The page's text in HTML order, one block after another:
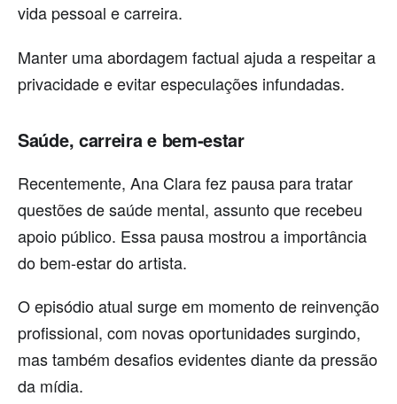
vida pessoal e carreira.
Manter uma abordagem factual ajuda a respeitar a
privacidade e evitar especulações infundadas.
Saúde, carreira e bem-estar
Recentemente, Ana Clara fez pausa para tratar
questões de saúde mental, assunto que recebeu
apoio público. Essa pausa mostrou a importância
do bem-estar do artista.
O episódio atual surge em momento de reinvenção
profissional, com novas oportunidades surgindo,
mas também desafios evidentes diante da pressão
da mídia.